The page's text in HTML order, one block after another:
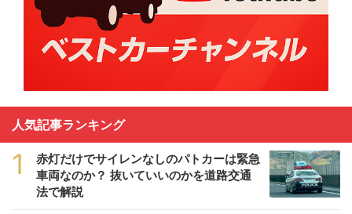
人気記事ランキング
1
赤灯だけでサイレンなしのパトカーは緊急
車両なのか？ 抜いていいのかを道路交通
法で解説